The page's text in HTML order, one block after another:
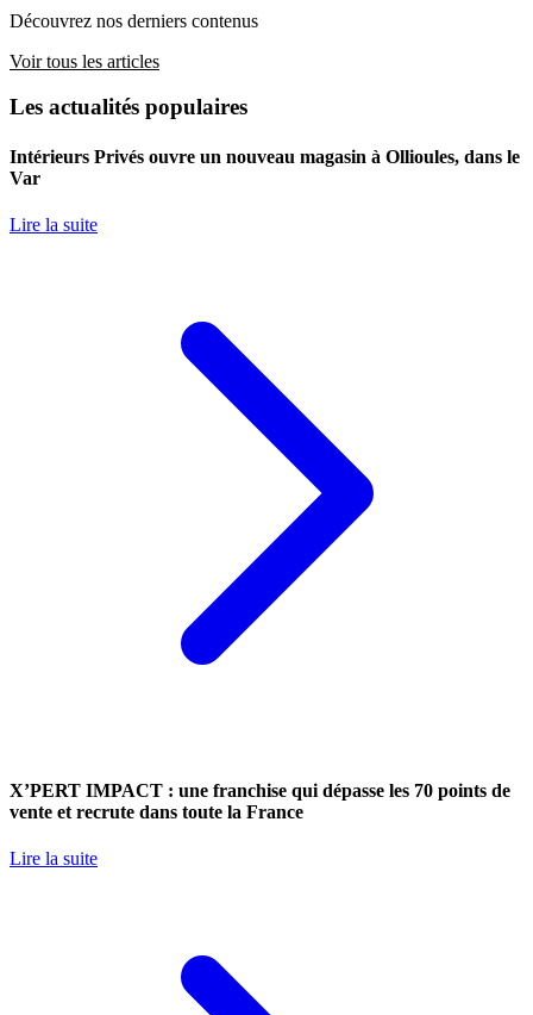
Découvrez nos derniers contenus
Voir tous les articles
Les actualités populaires
Intérieurs Privés ouvre un nouveau magasin à Ollioules, dans le
Var
Lire la suite
X’PERT IMPACT : une franchise qui dépasse les 70 points de
vente et recrute dans toute la France
Lire la suite